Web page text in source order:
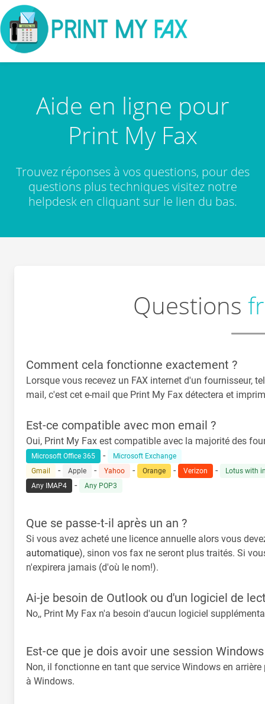
Aide en ligne pour
Print My Fax
Trouvez réponses à vos questions, pour des
questions plus techniques visitez notre
helpdesk en cliquant sur le lien du bas.
Questions
Comment cela fonctionne exactement ?
Lorsque vous recevez un FAX internet d'un fournisseur,
mail, c'est cet e-mail que Print My Fax détectera et
Est-ce compatible avec mon email ?
Oui, Print My Fax est compatible avec la majorité des
Microsoft Office 365 -
Microsoft Exchange
Gmail
- Apple - Yahoo - Orange - Verizon -
Lotus with
Any IMAP4
- Any POP3
Que se passe-t-il après un an ?
Si vous avez acheté une licence annuelle alors vous
automatique), sinon vos fax ne seront plus traités. Si
n'expirera jamais (d'où le nom!).
Ai-je besoin de Outlook ou d'un logiciel de
No,, Print My Fax n'a besoin d'aucun logiciel
Est-ce que je dois avoir une session
Non, il fonctionne en tant que service Windows en
à Windows.